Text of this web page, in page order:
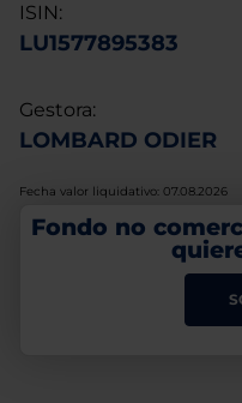
ISIN:
LU1577895383
Gestora:
LOMBARD ODIER
Fecha valor liquidativo: 07.08.2026
Fondo no